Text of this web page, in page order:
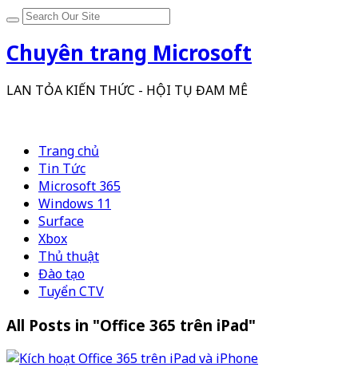
Chuyên trang Microsoft
LAN TỎA KIẾN THỨC - HỘI TỤ ĐAM MÊ
Trang chủ
Tin Tức
Microsoft 365
Windows 11
Surface
Xbox
Thủ thuật
Đào tạo
Tuyển CTV
All Posts in "Office 365 trên iPad"